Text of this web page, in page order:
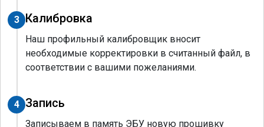
3 Калибровка
Наш профильный калибровщик вносит
необходимые корректировки в считанный файл, в
соответствии с вашими пожеланиями.
4 Запись
Записываем в память ЭБУ новую прошивку